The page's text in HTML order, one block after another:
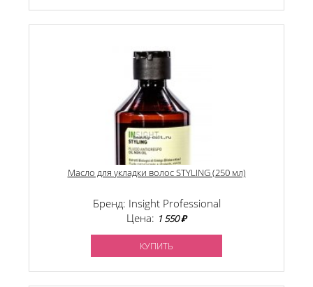
Масло для укладки волос STYLING (250 мл)
Бренд: Insight Professional
Цена: 1 550 ₽
КУПИТЬ